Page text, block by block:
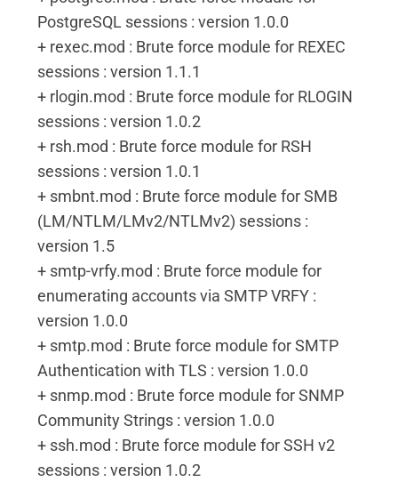
PostgreSQL sessions : version 1.0.0
+ rexec.mod : Brute force module for REXEC
sessions : version 1.1.1
+ rlogin.mod : Brute force module for RLOGIN
sessions : version 1.0.2
+ rsh.mod : Brute force module for RSH
sessions : version 1.0.1
+ smbnt.mod : Brute force module for SMB
(LM/NTLM/LMv2/NTLMv2) sessions :
version 1.5
+ smtp-vrfy.mod : Brute force module for
enumerating accounts via SMTP VRFY :
version 1.0.0
+ smtp.mod : Brute force module for SMTP
Authentication with TLS : version 1.0.0
+ snmp.mod : Brute force module for SNMP
Community Strings : version 1.0.0
+ ssh.mod : Brute force module for SSH v2
sessions : version 1.0.2